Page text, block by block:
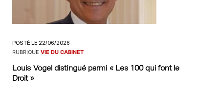
POSTÉ LE 22/06/2026
RUBRIQUE VIE DU CABINET
Louis Vogel distingué parmi « Les 100 qui font le
Droit »